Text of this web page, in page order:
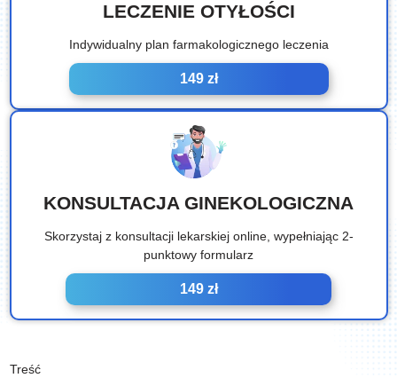
LECZENIE OTYŁOŚCI
Indywidualny plan farmakologicznego leczenia
149 zł
KONSULTACJA GINEKOLOGICZNA
Skorzystaj z konsultacji lekarskiej online, wypełniając 2-
punktowy formularz
149 zł
Treść